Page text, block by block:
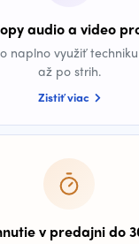
audio a video
naplno využiť
až po strih.
Zistiť viac
v predajni do